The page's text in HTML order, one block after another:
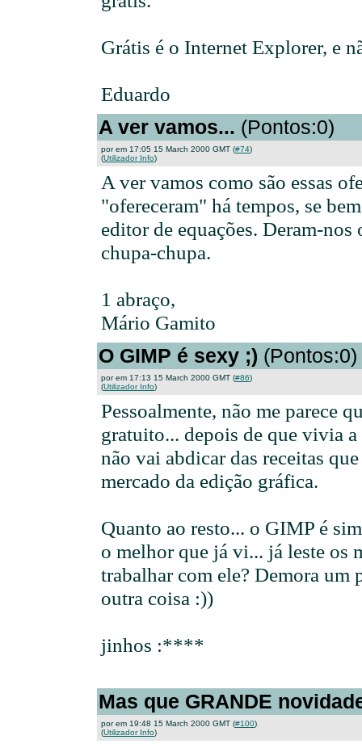
Grátis é o Internet Explorer, e
Eduardo
A ver vamos... (Pontos:0)
por em 17:05 15 March 2000 GMT (#74)
(Utilizador Info)
A ver vamos como são essas
"ofereceram" há tempos, se
editor de equações. Deram-
chupa-chupa.
1 abraço,
Mário Gamito
O GIMP é sexy ;) (Pontos:0)
por em 17:13 15 March 2000 GMT (#86)
(Utilizador Info)
Pessoalmente, não me parece
gratuito... depois de que vivia
não vai abdicar das receitas
mercado da edição gráfica.
Quanto ao resto... o GIMP é
o melhor que já vi... já leste os
trabalhar com ele? Demora um
outra coisa :))
jinhos :****
Mas que GRANDE
por em 19:48 15 March 2000 GMT (#100)
(Utilizador Info)